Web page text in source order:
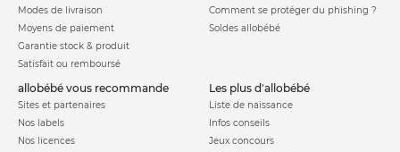
Modes de livraison
Moyens de paiement
Garantie stock & produit
Satisfait ou remboursé
Comment se protéger du phishing ?
Soldes allobébé
allobébé vous recommande
Sites et partenaires
Nos labels
Nos licences
les plus d'allobébé
Liste de naissance
Infos conseils
Jeux concours